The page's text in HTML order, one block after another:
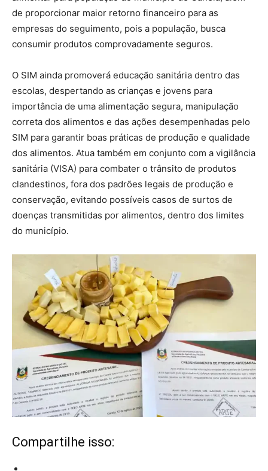
de proporcionar maior retorno financeiro para as
empresas do seguimento, pois a população, busca
consumir produtos comprovadamente seguros.
O SIM ainda promoverá educação sanitária dentro das
escolas, despertando as crianças e jovens para
importância de uma alimentação segura, manipulação
correta dos alimentos e das ações desempenhadas pelo
SIM para garantir boas práticas de produção e qualidade
dos alimentos. Atua também em conjunto com a vigilância
sanitária (VISA) para combater o trânsito de produtos
clandestinos, fora dos padrões legais de produção e
conservação, evitando possíveis casos de surtos de
doenças transmitidas por alimentos, dentro dos limites
do município.
Compartilhe isso: